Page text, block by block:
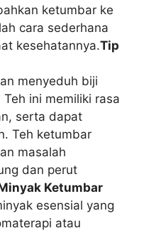
ketumbar ke
cara sederhana
kesehatannya.Tip
menyeduh biji
ini memiliki rasa
serta dapat
Teh ketumbar
masalah
dan perut
Ketumbar
esensial yang
atau